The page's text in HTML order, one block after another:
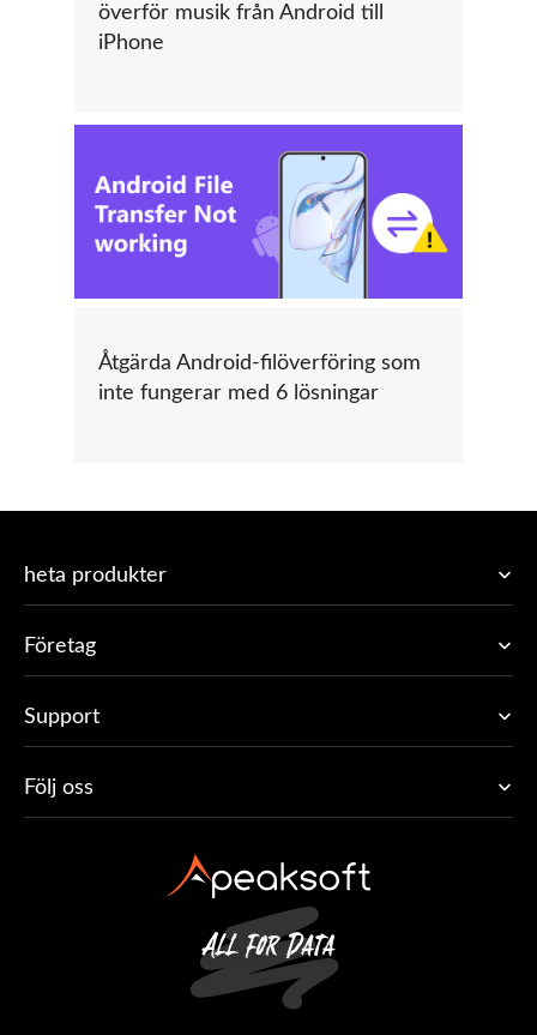
överför musik från Android till
iPhone
Åtgärda Android-filöverföring som
inte fungerar med 6 lösningar
heta produkter
Företag
Support
Följ oss